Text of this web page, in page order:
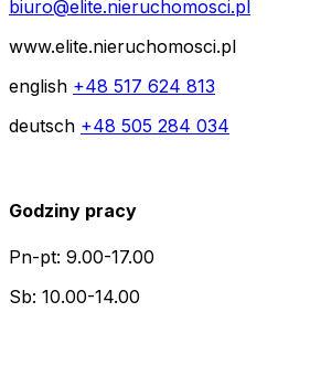
biuro@elite.nieruchomosci.pl
www.elite.nieruchomosci.pl
english +48 517 624 813
deutsch +48 505 284 034
Godziny pracy
Pn-pt: 9.00-17.00
Sb: 10.00-14.00